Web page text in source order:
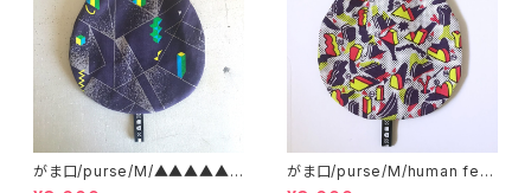
がま口/purse/M/▲▲▲▲▲?
▲▲▲ AB
がま口/purse/M/human ferti
lizer